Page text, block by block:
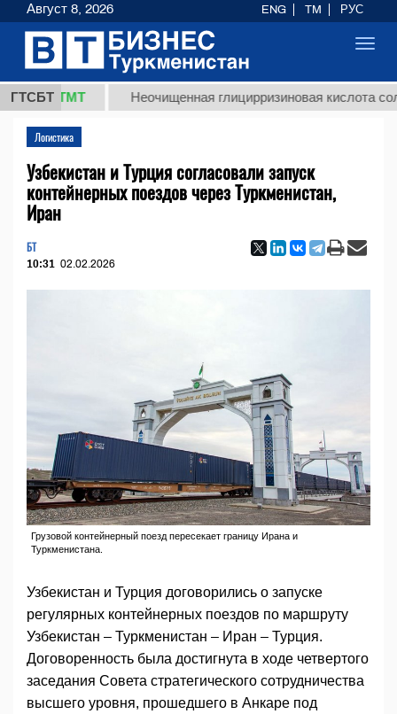
ГТСБТ
ТМТ Неочищенная глицирризиновая кислота
Логистика
Узбекистан и Турция согласовали запуск
контейнерных поездов через Туркменистан,
Иран
БТ
10:31 02.02.2026
Грузовой контейнерный поезд пересекает границу Ирана и
Туркменистана.
Узбекистан и Турция договорились о запуске
регулярных контейнерных поездов по маршруту
Узбекистан – Туркменистан – Иран – Турция.
Договоренность была достигнута в ходе четвертого
заседания Совета стратегического сотрудничества
высшего уровня, прошедшего в Анкаре под
Август 8, 2026 ENG TM РУС